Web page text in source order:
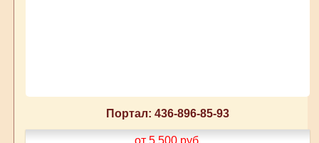
Портал: 436-896-85-93